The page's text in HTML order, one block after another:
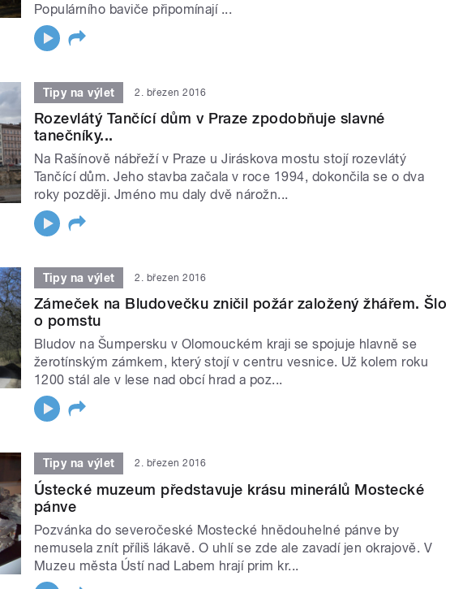
Populárního baviče připomínají ...
Tipy na výlet 2. březen 2016
Rozevlátý Tančící dům v Praze zpodobňuje slavné
tanečníky...
Na Rašínově nábřeží v Praze u Jiráskova mostu stojí rozevlátý
Tančící dům. Jeho stavba začala v roce 1994, dokončila se o dva
roky později. Jméno mu daly dvě nárožn...
Tipy na výlet 2. březen 2016
Zámeček na Bludovečku zničil požár založený žhářem. Šlo
o pomstu
Bludov na Šumpersku v Olomouckém kraji se spojuje hlavně se
žerotínským zámkem, který stojí v centru vesnice. Už kolem roku
1200 stál ale v lese nad obcí hrad a poz...
Tipy na výlet 2. březen 2016
Ústecké muzeum představuje krásu minerálů Mostecké
pánve
Pozvánka do severočeské Mostecké hnědouhelné pánve by
nemusela znít příliš lákavě. O uhlí se zde ale zavadí jen okrajově. V
Muzeu města Ústí nad Labem hrají prim kr...